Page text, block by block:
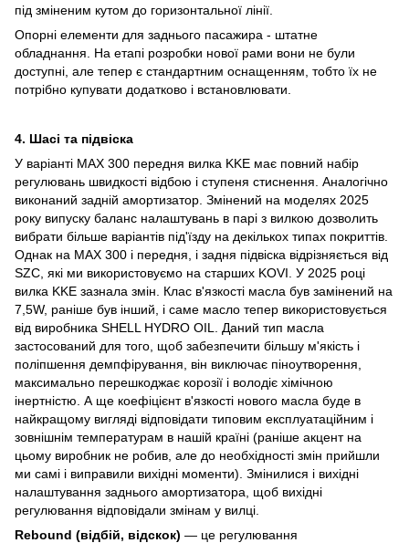
під зміненим кутом до горизонтальної лінії.
Опорні елементи для заднього пасажира - штатне
обладнання. На етапі розробки нової рами вони не були
доступні, але тепер є стандартним оснащенням, тобто їх не
потрібно купувати додатково і встановлювати.
4. Шасі та підвіска
У варіанті MAX 300 передня вилка KKE має повний набір
регулювань швидкості відбою і ступеня стиснення. Аналогічно
виконаний задній амортизатор. Змінений на моделях 2025
року випуску баланс налаштувань в парі з вилкою дозволить
вибрати більше варіантів під'їзду на декількох типах покриттів.
Однак на MAX 300 і передня, і задня підвіска відрізняється від
SZC, які ми використовуємо на старших KOVI. У 2025 році
вилка KKE зазнала змін. Клас в'язкості масла був замінений на
7,5W, раніше був інший, і саме масло тепер використовується
від виробника SHELL HYDRO OIL. Даний тип масла
застосований для того, щоб забезпечити більшу м'якість і
поліпшення демпфірування, він виключає піноутворення,
максимально перешкоджає корозії і володіє хімічною
інертністю. А ще коефіцієнт в'язкості нового масла буде в
найкращому вигляді відповідати типовим експлуатаційним і
зовнішнім температурам в нашій країні (раніше акцент на
цьому виробник не робив, але до необхідності змін прийшли
ми самі і виправили вихідні моменти). Змінилися і вихідні
налаштування заднього амортизатора, щоб вихідні
регулювання відповідали змінам у вилці.
Rebound (відбій, відскок) — це регулювання